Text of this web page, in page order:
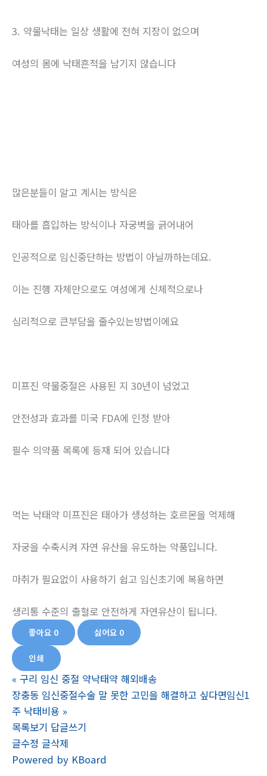
3. 약물낙태는 일상 생활에 전혀 지장이 없으며
여성의 몸에 낙태흔적을 남기지 않습니다
많은분들이 알고 계시는 방식은
태아를 흡입하는 방식이나 자궁벽을 긁어내어
인공적으로 임신중단하는 방법이 아닐까하는데요.
이는 진행 자체만으로도 여성에게 신체적으로나
심리적으로 큰부담을 줄수있는방법이에요
미프진 약물중절은 사용된 지 30년이 넘었고
안전성과 효과를 미국 FDA에 인정 받아
필수 의약품 목록에 등재 되어 있습니다
먹는 낙태약 미프진은 태아가 생성하는 호르몬을 억제해
자궁을 수축시켜 자연 유산을 유도하는 약품입니다.
마취가 필요없이 사용하기 쉽고 임신초기에 복용하면
생리통 수준의 출혈로 안전하게 자연유산이 됩니다.
좋아요 0 싫어요 0
인쇄
« 구리 임신 중절 약낙­태약 해외배송
장충동 임신중절수술 말 못한 고민을 해결하고 싶다면임신1
주 낙­태비용 »
목록보기 답글쓰기
글수정 글삭제
Powered by KBoard